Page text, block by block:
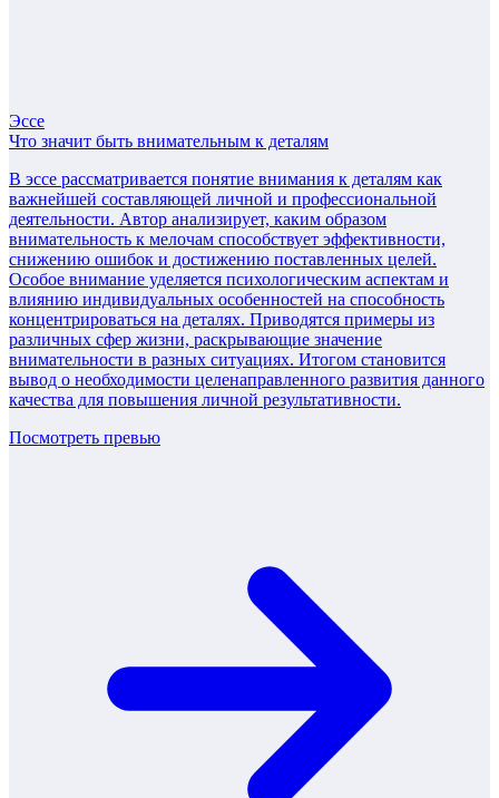
Эссе
Что значит быть внимательным к деталям
В эссе рассматривается понятие внимания к деталям как
важнейшей составляющей личной и профессиональной
деятельности. Автор анализирует, каким образом
внимательность к мелочам способствует эффективности,
снижению ошибок и достижению поставленных целей.
Особое внимание уделяется психологическим аспектам и
влиянию индивидуальных особенностей на способность
концентрироваться на деталях. Приводятся примеры из
различных сфер жизни, раскрывающие значение
внимательности в разных ситуациях. Итогом становится
вывод о необходимости целенаправленного развития данного
качества для повышения личной результативности.
Посмотреть превью